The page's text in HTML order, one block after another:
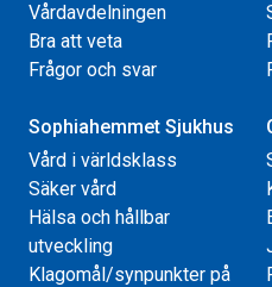
Vårdavdelningen
Bra att veta
Frågor och svar
Sophiahemmet Sjukhus
Vård i världsklass
Säker vård
Hälsa och hållbar
utveckling
Klagomål/synpunkter på